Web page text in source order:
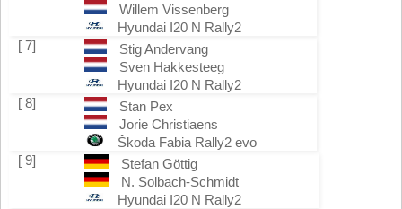
Willem Vissenberg
Hyundai I20 N Rally2
[ 7]
Stig Andervang
Sven Hakkesteeg
Hyundai I20 N Rally2
[ 8]
Stan Pex
Jorie Christiaens
Škoda Fabia Rally2 evo
[ 9]
Stefan Göttig
N. Solbach-Schmidt
Hyundai I20 N Rally2